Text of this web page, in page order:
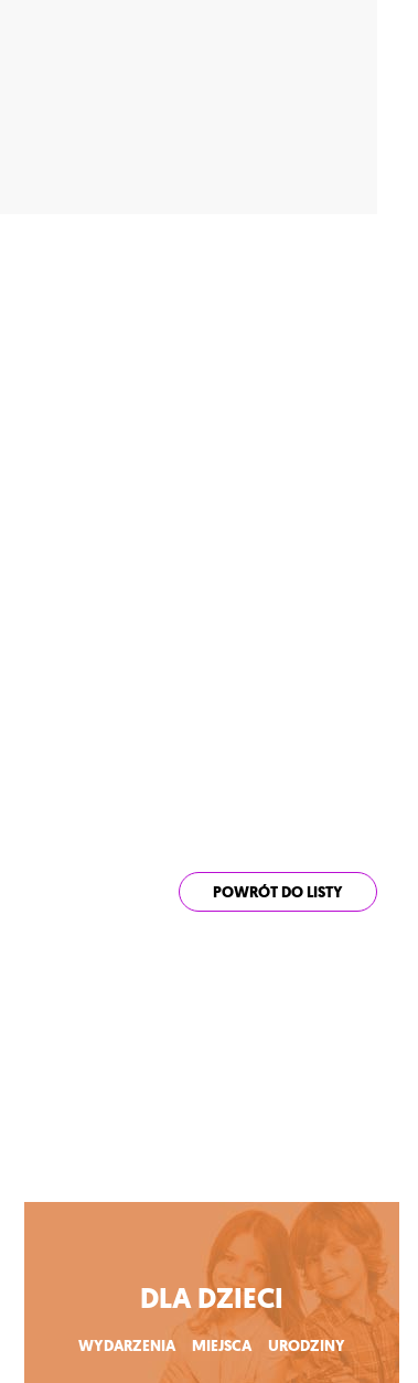
POWRÓT DO LISTY
DLA DZIECI
WYDARZENIA MIEJSCA URODZINY